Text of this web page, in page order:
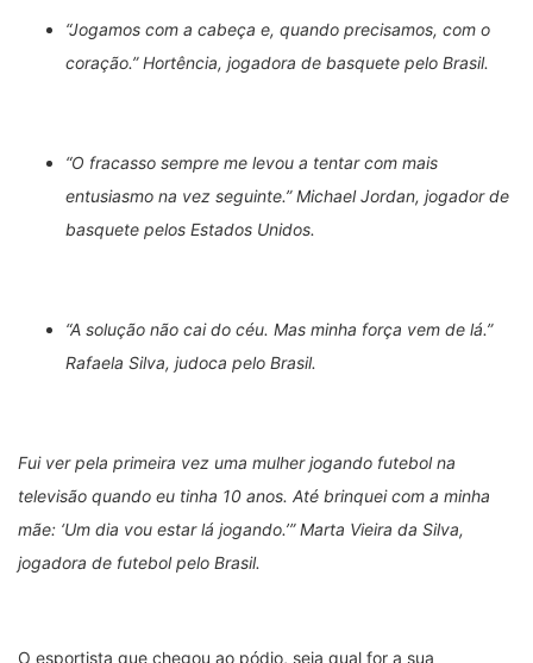
“Jogamos com a cabeça e, quando precisamos, com o
coração.” Hortência, jogadora de basquete pelo Brasil.
“O fracasso sempre me levou a tentar com mais
entusiasmo na vez seguinte.” Michael Jordan, jogador de
basquete pelos Estados Unidos.
“A solução não cai do céu. Mas minha força vem de lá.”
Rafaela Silva, judoca pelo Brasil.
Fui ver pela primeira vez uma mulher jogando futebol na
televisão quando eu tinha 10 anos. Até brinquei com a minha
mãe: ‘Um dia vou estar lá jogando.’” Marta Vieira da Silva,
jogadora de futebol pelo Brasil.
O esportista que chegou ao pódio, seja qual for a sua